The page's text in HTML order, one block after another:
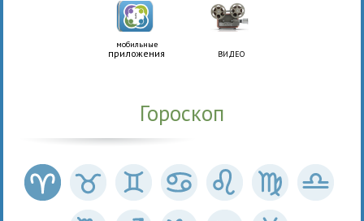
мобильные
приложения ВИДЕО
Гороскоп